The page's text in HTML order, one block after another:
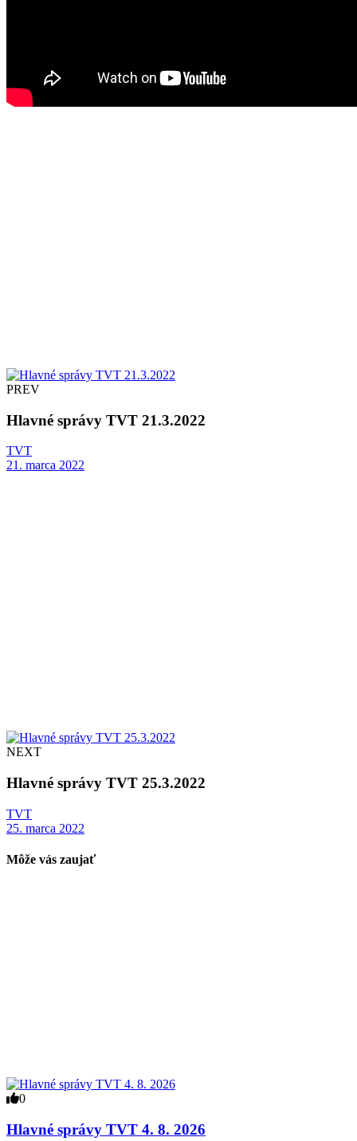
PREV
Hlavné správy TVT 21.3.2022
TVT
21. marca 2022
NEXT
Hlavné správy TVT 25.3.2022
TVT
25. marca 2022
Môže vás zaujať
0
Hlavné správy TVT 4. 8. 2026